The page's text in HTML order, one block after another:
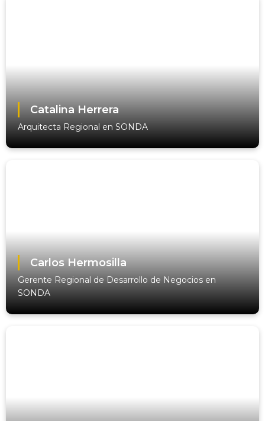
Catalina Herrera
Arquitecta Regional en SONDA
Carlos Hermosilla
Gerente Regional de Desarrollo de Negocios en
SONDA